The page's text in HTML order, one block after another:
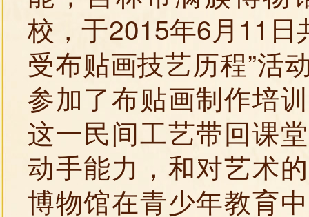
校，于2015年6月11
受布贴画技艺历程”活
参加了布贴画制作培
这一民间工艺带回课
动手能力，和对艺术
博物馆在青少年教育